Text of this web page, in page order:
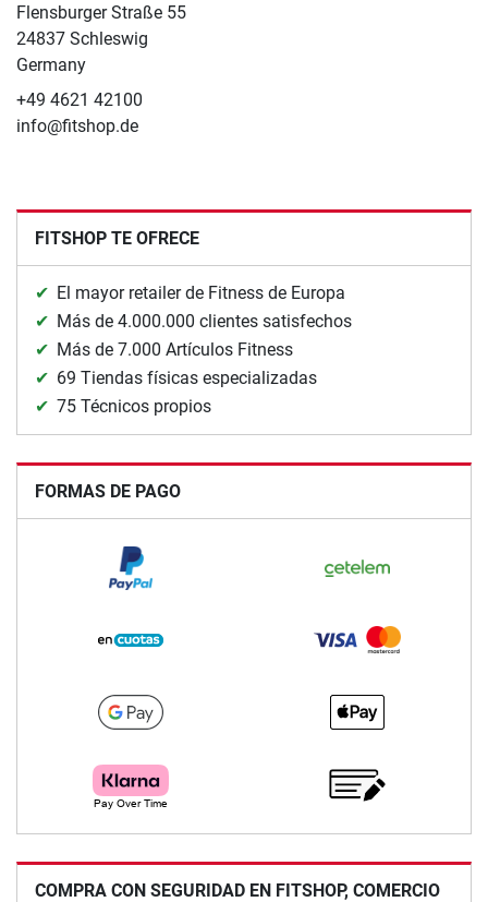
Flensburger Straße 55
24837 Schleswig
Germany
+49 4621 42100
info@fitshop.de
FITSHOP TE OFRECE
El mayor retailer de Fitness de Europa
Más de 4.000.000 clientes satisfechos
Más de 7.000 Artículos Fitness
69 Tiendas físicas especializadas
75 Técnicos propios
FORMAS DE PAGO
COMPRA CON SEGURIDAD EN FITSHOP, COMERCIO